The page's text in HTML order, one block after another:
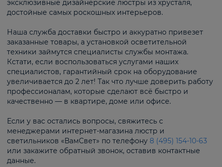
эксклюзивные дизайнерские люстры из хрусталя,
достойные самых роскошных интерьеров.
Наша служба доставки быстро и аккуратно привезет
заказанные товары, а установкой осветительной
техники займутся специалисты службы монтажа.
Кстати, если воспользоваться услугами наших
специалистов, гарантийный срок на оборудование
увеличивается до 2 лет! Так что лучше доверить работу
профессионалам, которые сделают всё быстро и
качественно — в квартире, доме или офисе.
Если у вас остались вопросы, свяжитесь с
менеджерами интернет-магазина люстр и
светильников «ВамСвет» по телефону 8 (495) 154-10-63
или закажите обратный звонок, оставив контактные
данные.